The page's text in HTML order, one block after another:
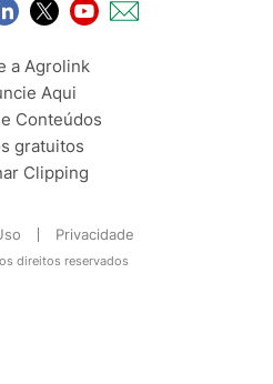
a Agrolink
Aqui
Conteúdos
gratuitos
Clipping
Privacidade
direitos reservados